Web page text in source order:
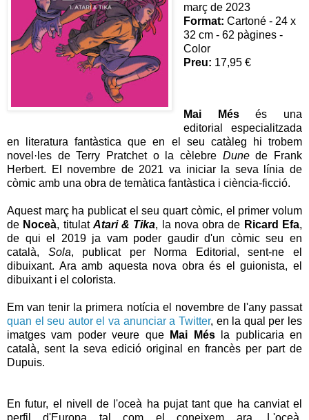
març de 2023
Format: Cartoné - 24 x
32 cm - 62 pàgines -
Color
Preu: 17,95 €
Mai Mésés una
editorial especialitzada
en literatura fantàstica que en el seu catàleg hi trobem
novel·les de Terry Pratchet o la cèlebre Dunede Frank
Herbert. El novembre de 2021 va iniciar la seva línia de
còmic amb una obra de temàtica fantàstica i ciència-ficció.
Aquest març ha publicat el seu quart còmic, el primer volum
de Noceà, titulat Atari & Tika, la nova obra de Ricard Efa,
de qui el 2019 ja vam poder gaudir d'un còmic seu en
català, Sola, publicat per Norma Editorial, sent-ne el
dibuixant. Ara amb aquesta nova obra és el guionista, el
dibuixant i el colorista.
Em van tenir la primera notícia el novembre de l'any passat
quan el seu autor el va anunciar a Twitter, en la qual per les
imatges vam poder veure que
Mai Mésla publicaria en
català, sent la seva edició original en francès per part de
Dupuis.
En futur, el nivell de l'oceà ha pujat tant que ha canviat el